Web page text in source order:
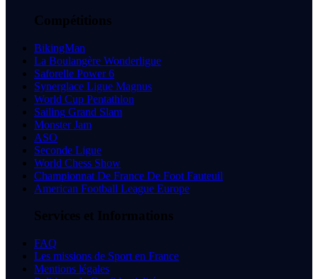
Compétitions
BikingMan
La Boulangère Wonderligue
Saforelle Power 6
Synerglace Ligue Magnus
World Cup Pentathlon
Sailing Grand Slam
Monster Jam
ASO
Seconde Ligue
World Chess Show
Championnat De France De Foot Fauteuil
American Football League Europe
Services et Informations
FAQ
Les missions de Sport en France
Mentions légales